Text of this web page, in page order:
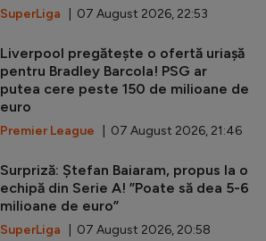
SuperLiga | 07 August 2026, 22:53
Liverpool pregătește o ofertă uriașă
pentru Bradley Barcola! PSG ar
putea cere peste 150 de milioane de
euro
Premier League | 07 August 2026, 21:46
Surpriză: Ștefan Baiaram, propus la o
echipă din Serie A! ”Poate să dea 5-6
milioane de euro”
SuperLiga | 07 August 2026, 20:58